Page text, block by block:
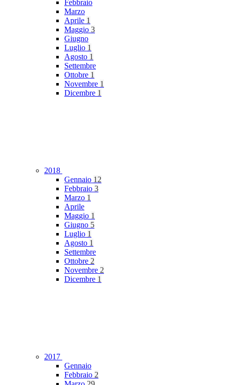
Febbraio
Marzo
Aprile 1
Maggio 3
Giugno
Luglio 1
Agosto 1
Settembre
Ottobre 1
Novembre 1
Dicembre 1
2018
Gennaio 12
Febbraio 3
Marzo 1
Aprile
Maggio 1
Giugno 5
Luglio 1
Agosto 1
Settembre
Ottobre 2
Novembre 2
Dicembre 1
2017
Gennaio
Febbraio 2